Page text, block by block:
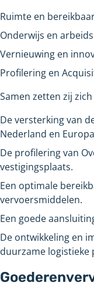
Ruimte en
Onderwijs en
Vernieuwing en
Profilering en
Samen zetten zij
De versterking van
Nederland en
De profilering van
vestigingsplaats.
Een optimale
vervoersmiddelen.
Een goede
De ontwikkeling en
duurzame logistieke